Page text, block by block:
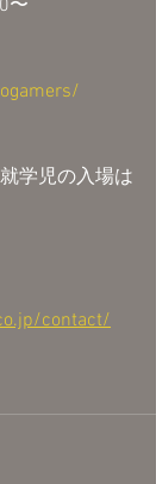
〜
学児の入場は
contact/